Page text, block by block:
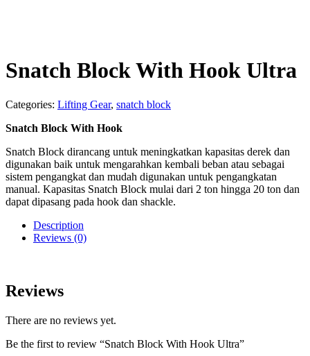
Snatch Block With Hook Ultra
Categories: Lifting Gear, snatch block
Snatch Block With Hook
Snatch Block dirancang untuk meningkatkan kapasitas derek dan
digunakan baik untuk mengarahkan kembali beban atau sebagai
sistem pengangkat dan mudah digunakan untuk pengangkatan
manual. Kapasitas Snatch Block mulai dari 2 ton hingga 20 ton dan
dapat dipasang pada hook dan shackle.
Description
Reviews (0)
Reviews
There are no reviews yet.
Be the first to review “Snatch Block With Hook Ultra”